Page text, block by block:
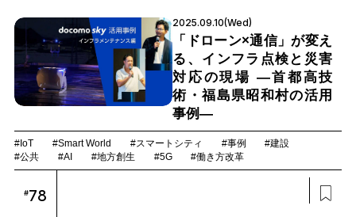
2025.09.10(Wed)
「ドローン×通信」が変え
る、インフラ点検と災害
対応の現場 ―首都高技
術・福島県昭和村の活用
事例―
#IoT #Smart World #スマートシティ #事例
#建設
#公共
#AI #地方創生 #5G #働き方改革
#78